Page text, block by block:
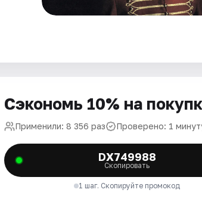
Сэкономь 10% на
Применили: 8 356 раз Проверено: 1
DX749988
Скопировать
1 шаг. Скопируйте промокод